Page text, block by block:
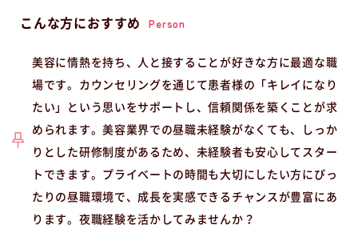
こんな方におすすめ Person
美容に情熱を持ち、人と接することが好きな方に最適な職
場です。カウンセリングを通じて患者様の「キレイになり
たい」という思いをサポートし、信頼関係を築くことが求
められます。美容業界での昼職未経験がなくても、しっか
りとした研修制度があるため、未経験者も安心してスター
トできます。プライベートの時間も大切にしたい方にぴっ
たりの昼職環境で、成長を実感できるチャンスが豊富にあ
ります。夜職経験を活かしてみませんか？